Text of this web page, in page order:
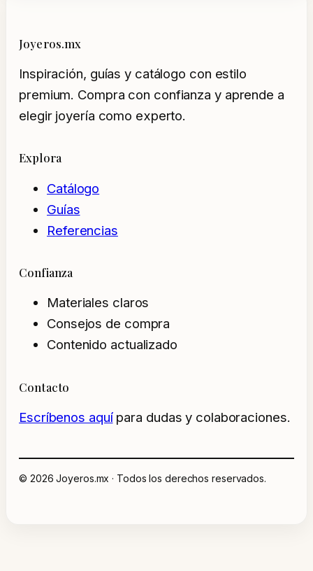
Joyeros.mx
Inspiración, guías y catálogo con estilo
premium. Compra con confianza y aprende a
elegir joyería como experto.
Explora
Catálogo
Guías
Referencias
Confianza
Materiales claros
Consejos de compra
Contenido actualizado
Contacto
Escríbenos aquípara dudas y colaboraciones.
© 2026 Joyeros.mx · Todos los derechos reservados.